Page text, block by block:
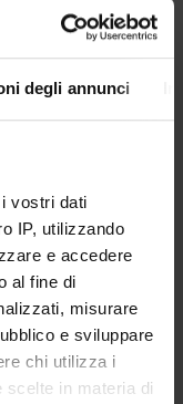
degli annunci
vostri dati
IP, utilizzando
e accedere
al fine di
misurare
e sviluppare
chi utilizza i
in materia di